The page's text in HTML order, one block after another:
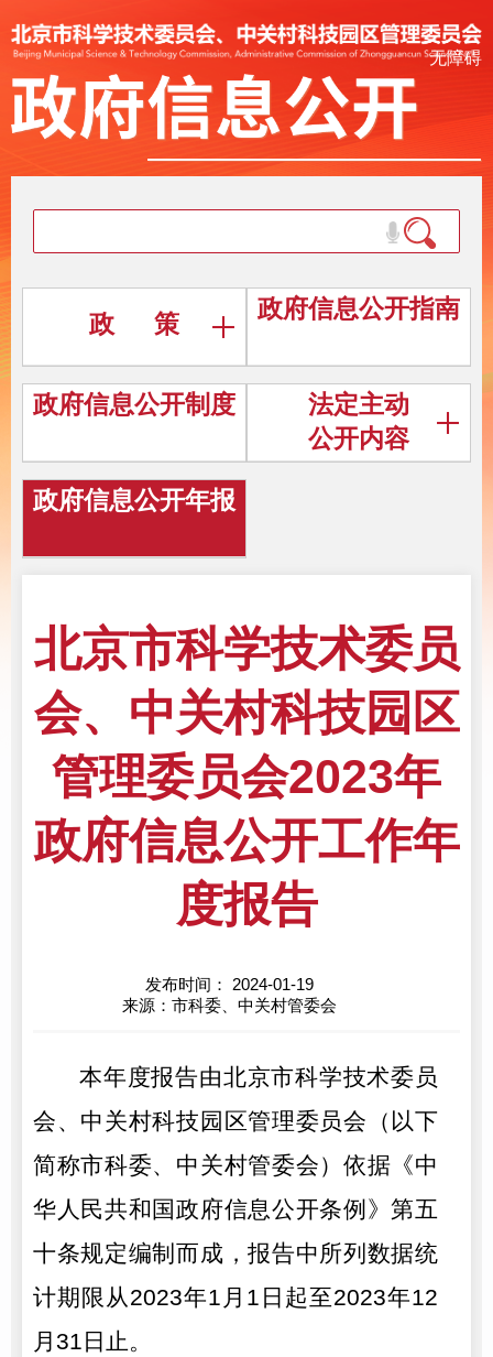
无障碍
政 策
政府信息公开指南
政府信息公开制度
法定主动
公开内容
政府信息公开年报
北京市科学技术委员
会、中关村科技园区
管理委员会2023年
政府信息公开工作年
度报告
发布时间： 2024-01-19
来源：市科委、中关村管委会
本年度报告由北京市科学技术委员
会、中关村科技园区管理委员会（以下
简称市科委、中关村管委会）依据《中
华人民共和国政府信息公开条例》第五
十条规定编制而成，报告中所列数据统
计期限从2023年1月1日起至2023年12
月31日止。